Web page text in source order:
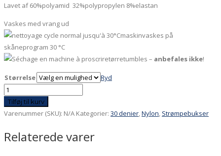
Lavet af 60%polyamid 32%polypropylen 8%elastan
Vaskes med vrang ud
maskinvaskes på
skåneprogram 30 °C
tørretumbles – anbefales ikke!
Størrelse
Ryd
30
denier
Sort
Tilføj til kurv
Varenummer (SKU): N/A Kategorier: 30 denier Nylon Strømpebukser
Relaterede varer